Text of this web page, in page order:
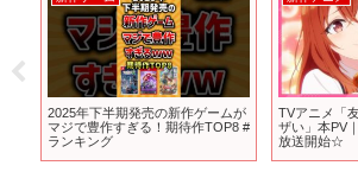
2025年下半期発売の新作ゲームが
マジで豊作すぎる！期待作TOP8 #
ランキング
TVアニメ「
ザい」本PV
放送開始☆